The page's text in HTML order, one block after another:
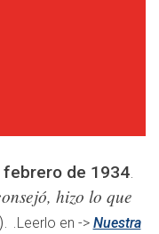
febrero de 1934.
hizo lo que
.Leerlo en -> Nuestra